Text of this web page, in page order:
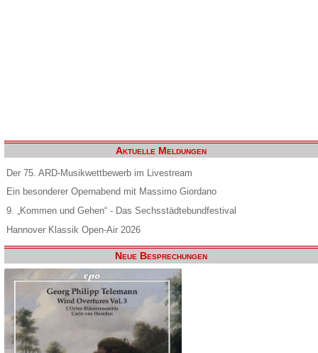
Aktuelle Meldungen
Der 75. ARD-Musikwettbewerb im Livestream
Ein besonderer Opernabend mit Massimo Giordano
9. „Kommen und Gehen“ - Das Sechsstädtebundfestival
Hannover Klassik Open-Air 2026
Neue Besprechungen